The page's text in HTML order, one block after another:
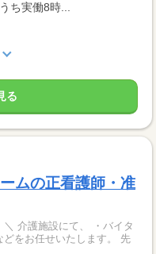
ち実働8時...
る
ムの正看護師・准
タ
お任せいたします。 先